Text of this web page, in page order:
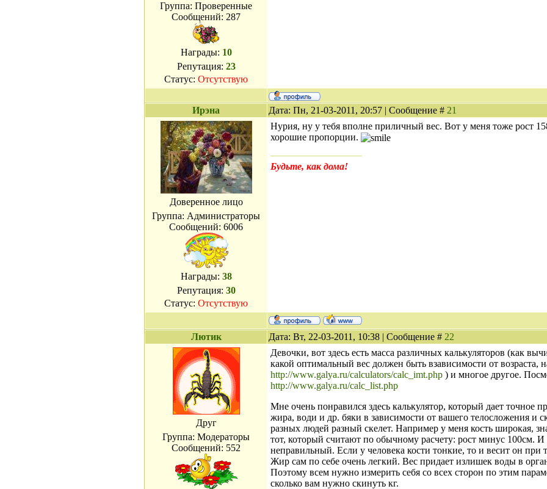
Группа: Проверенные
Сообщений: 287
Награды: 10
Репутация: 23
Статус: Отсутствую
Ирэна Дата: Пн, 21-03-2011, 20:57 | Сообщение # 21
Доверенное лицо
Группа: Администраторы
Сообщений: 6006
Награды: 38
Репутация: 30
Статус: Отсутствую
Нурия, ну у тебя вполне приличный вес. Вот у меня тоже рост
хорошие пропорции.
Будьте, как дома!
Лютик Дата: Вт, 22-03-2011, 10:38 | Сообщение # 22
Друг
Группа: Модераторы
Сообщений: 552
Девочки, вот здесь есть масса различных калькуляторов (как
какой оптимальный вес должен быть взависимости от возраста,
http://www.galya.ru/calculators/calc_imt.php ) и многое другое.
http://www.galya.ru/calc_list.php
Мне очень понравился здесь калькулятор, который дает точное
жира, води и др. бяки в зависимости от вашего телосложения и
разных людей разный скелет. Например у меня кость широкая,
тот, который считают по обычному расчету: рост минус 100см. И
неправильный. Если у человека кости тонкие, то и весит он
Жир сам по себе очень легкий. Вес придает излишек воды в
Поэтому всем нужно измерить себя со всех сторон по этим
сколько вам нужно скинуть кг.